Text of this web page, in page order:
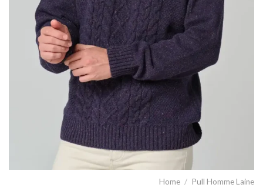
Home / Pull Homme Laine